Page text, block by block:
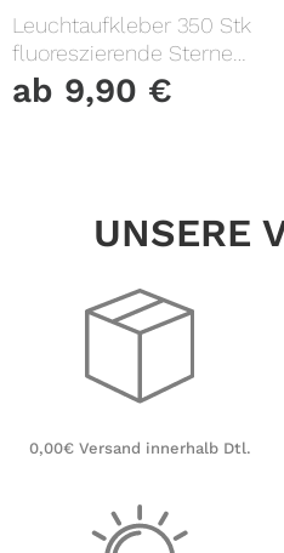
Leuchtaufkleber 350 Stk
fluoreszierende Sterne
und Punkte leuchten im
Dunklen Kinderzimmer
ab 9,90 €
UNSERE
0,00€ Versand innerhalb Dtl.